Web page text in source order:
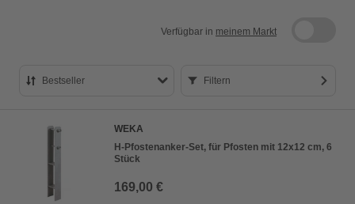
Verfügbar in meinem Markt
Bestseller
Preis aufsteigend
Preis absteigend
Bewertung
Filtern
WEKA
H-Pfostenanker-Set, für Pfosten mit 12x12 cm, 6
Stück
169,00 €